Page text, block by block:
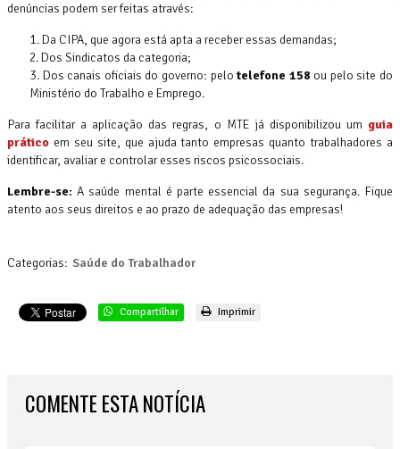
denúncias podem ser feitas através:
Da CIPA, que agora está apta a receber essas demandas;
Dos Sindicatos da categoria;
Dos canais oficiais do governo: pelotelefone 158 ou pelo site do
Ministério do Trabalho e Emprego.
Para facilitar a aplicação das regras, o MTE já disponibilizou um guia
prático em seu site, que ajuda tanto empresas quanto trabalhadores a
identificar, avaliar e controlar esses riscos psicossociais.
Lembre-se: A saúde mental é parte essencial da sua segurança. Fique
atento aos seus direitos e ao prazo de adequação das empresas!
Categorias: Saúde do Trabalhador
Compartilhar Imprimir
COMENTE ESTA NOTÍCIA